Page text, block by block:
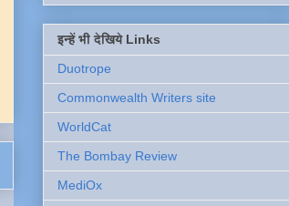
इन्हें भी देखिये Links
Duotrope
Commonwealth Writers site
WorldCat
The Bombay Review
MediOx